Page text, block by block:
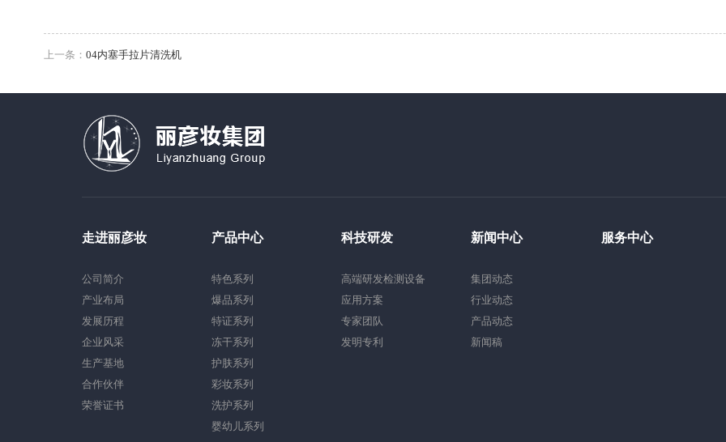
上一条： 04内塞手拉片清洗机
走进丽彦妆
公司简介
产业布局
发展历程
企业风采
生产基地
合作伙伴
荣誉证书
产品中心
特色系列
爆品系列
特证系列
冻干系列
护肤系列
彩妆系列
洗护系列
婴幼儿系列
科技研发
高端研发检测设备
应用方案
专家团队
发明专利
新闻中心
集团动态
行业动态
产品动态
新闻稿
服务中心